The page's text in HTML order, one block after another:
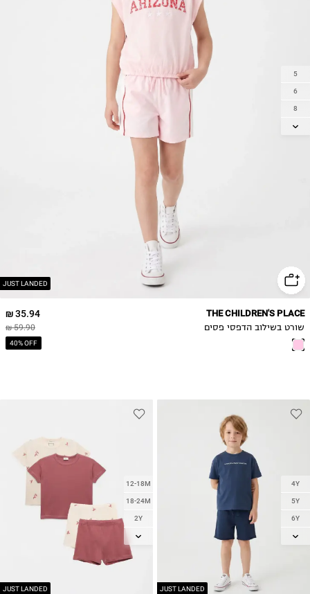
JUST LANDED
5
6
8
10
35.94 ₪
59.90 ₪
40% OFF
THE CHILDREN'S PLACE
שורט בשילוב הדפסי פסים
JUST LANDED
4Y
5Y
6Y
7Y
JUST LANDED
12-18M
18-24M
2Y
3Y